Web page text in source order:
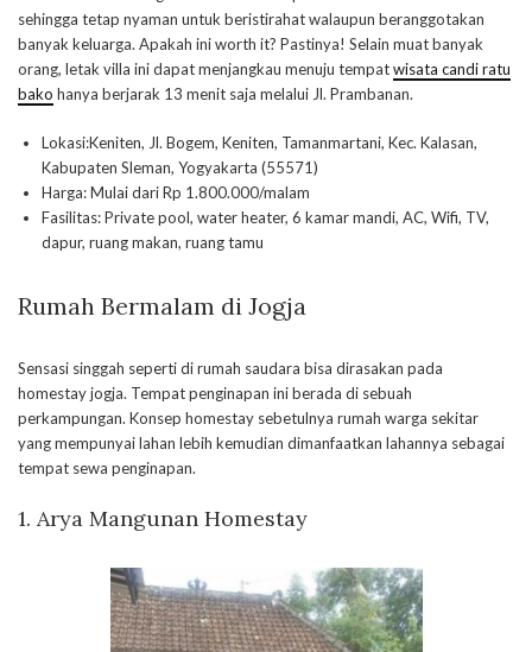
sehingga tetap nyaman untuk beristirahat walaupun beranggotakan
banyak keluarga. Apakah ini worth it? Pastinya! Selain muat banyak
orang, letak villa ini dapat menjangkau menuju tempatwisata candi ratu
bako hanya berjarak 13 menit saja melalui Jl. Prambanan.
Lokasi:Keniten, Jl. Bogem, Keniten, Tamanmartani, Kec. Kalasan,
Kabupaten Sleman, Yogyakarta (55571)
Harga: Mulai dari Rp 1.800.000/malam
Fasilitas: Private pool, water heater, 6 kamar mandi, AC, Wifi, TV,
dapur, ruang makan, ruang tamu
Rumah Bermalam di Jogja
Sensasi singgah seperti di rumah saudara bisa dirasakan pada
homestay jogja. Tempat penginapan ini berada di sebuah
perkampungan. Konsep homestay sebetulnya rumah warga sekitar
yang mempunyai lahan lebih kemudian dimanfaatkan lahannya sebagai
tempat sewa penginapan.
1. Arya Mangunan Homestay